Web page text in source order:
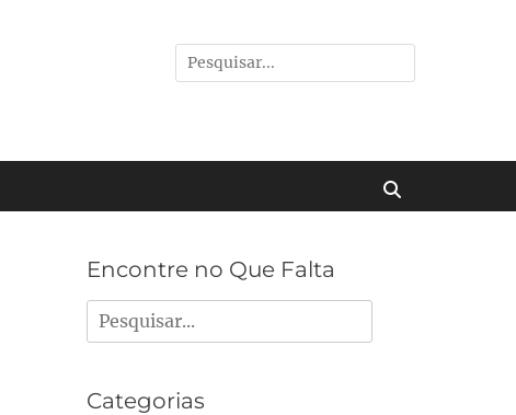
Pesquisar
por:
Encontre no Que Falta
Pesquisar
por:
Categorias